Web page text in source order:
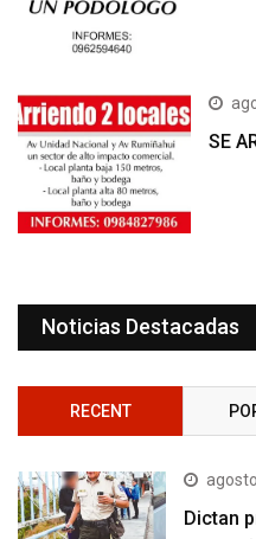
SE
Noticias Destacadas
RECENT
Dictan